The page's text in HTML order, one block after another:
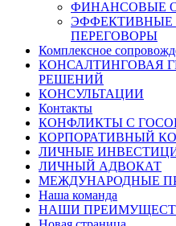
ФИНАНСОВЫЕ
ПЕРЕГОВОРЫ
Комплексное
КОНСАЛТИНГОВАЯ
РЕШЕНИЙ
КОНСУЛЬТАЦИИ
Контакты
КОНФЛИКТЫ С
КОРПОРАТИВНЫЙ
ЛИЧНЫЕ
ЛИЧНЫЙ АДВОКАТ
МЕЖДУНАРОДНЫЕ
Наша команда
НАШИ